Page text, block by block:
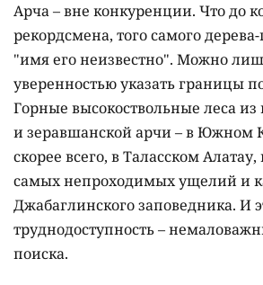
Арча – вне конкуренции. Что до
рекордсмена, того самого
"имя его неизвестно". Можно
уверенностью указать границы
Горные высокоствольные леса
и зеравшанской арчи – в Южном
скорее всего, в Таласском
самых непроходимых ущелий и
Джабаглинского заповедника. И
труднодоступность –
поиска.